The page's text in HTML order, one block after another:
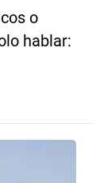
o
hablar: